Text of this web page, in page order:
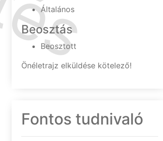
Általános
Beosztás
Beosztott
Önéletrajz elküldése kötelező!
Fontos tudnivaló